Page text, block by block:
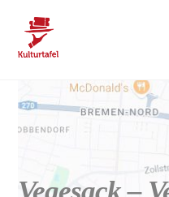
content
Vegesack
Vegesack –